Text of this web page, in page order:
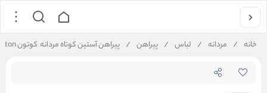
خانه / مردانه / لباس / پیراهن / پیراهن آستین کوتاه مردانه کوتون Koton کد 5SAM60016HW